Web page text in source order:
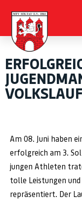
VOLKSLAUF
Am 08. Juni haben
erfolgreich am 3.
jungen Athleten
tolle Leistungen
repräsentiert. Der